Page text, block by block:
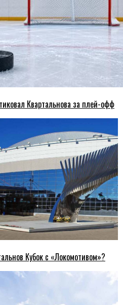
Квартальнова за плей-офф
Кубок с «Локомотивом»?